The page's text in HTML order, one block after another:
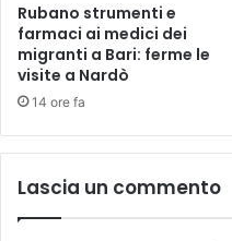
Rubano strumenti e
farmaci ai medici dei
migranti a Bari: ferme le
visite a Nardò
14 ore fa
Lascia un commento